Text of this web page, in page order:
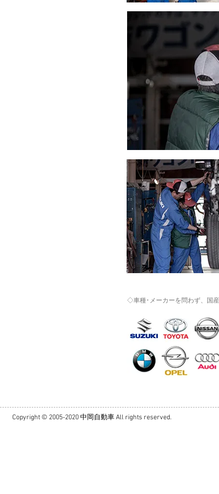
◇車種･メーカーを問わず、国
Copyright © 2005-2020 中岡自動車 All rights reserved.